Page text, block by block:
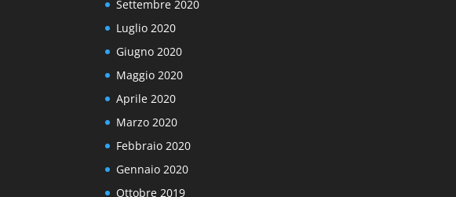
Settembre 2020
Luglio 2020
Giugno 2020
Maggio 2020
Aprile 2020
Marzo 2020
Febbraio 2020
Gennaio 2020
Ottobre 2019